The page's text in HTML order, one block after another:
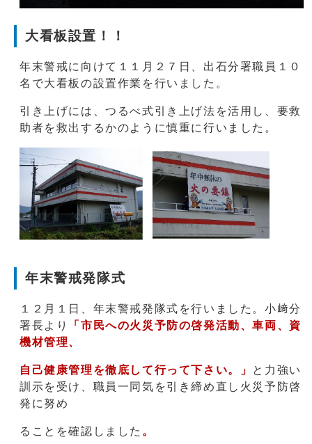
大看板設置！！
年末警戒に向けて１１月２７日、出石分署職員１０
名で大看板の設置作業を行いました。
引き上げには、つるべ式引き上げ法を活用し、要救
助者を救出するかのように慎重に行いました。
年末警戒発隊式
１２月１日、年末警戒発隊式を行いました。小﨑分
署長より
「市民への火災予防の啓発活動、車両、資
機材管理、
自己健康管理を徹底して行って下さい。」 と力強い
訓示を受け、職員一同気を引き締め直し火災予防啓
発に努め
ることを確認しました 。